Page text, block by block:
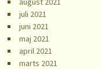
juli 2021
juni 2021
maj 2021
april 2021
marts 2021